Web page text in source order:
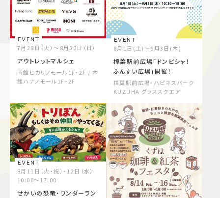
施設案内
アクセス＆駐車場
よくあるご質問
スタッフ募集
プライバシーポリシー
Follow US
EVENT
7月28日（火）～8月30日（日）
アウトレットマルシェ
南館ヒカリノモール1F・2F / 本
館ハナノモール1F・2F
EVENT
8月1日(土)～9月3日(木)
樟葉駅前広場「ドンピシャ！
ふんすい広場」開催！
樟葉駅前広場・ハピネスパーク
KUZUHA グラススクエア
EVENT
8月11日（火・祝）・12日（水）
10:00～17:00
せかいの恐竜・ワンダーラン